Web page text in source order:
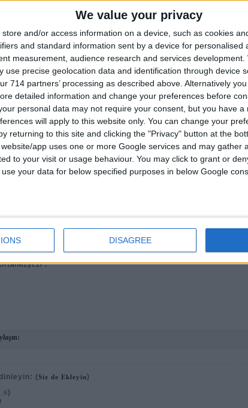
We value your privacy
store and/or access information on a device, such as cookies
and standard information sent by a device for personalised
measurement, audience research and services development.
use precise geolocation data and identification through device
714 partners’ processing as described above. Alternatively
detailed information and change your preferences before
personal data may not require your consent, but you have a
will apply to this website only. You can change your
returning to this site and clicking the "Privacy" button at the
app uses one or more Google services and may gather
to your visit or usage behaviour. You may click to grant or
your data for below specified purposes in below Google
DISAGREE
)
biraz anlasana.
)
)
sarıl bana,beni biraz anlasana. x2
)
)
aşkına yar,ölürüm diyar diyar.
)
)
biraz anlasana.
)
(Siz de Ekleyin)
)